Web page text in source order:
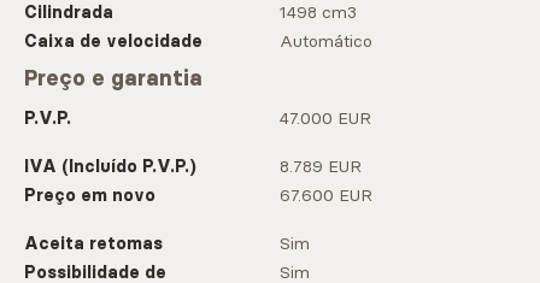
Cilindrada
1498 cm3
Caixa de velocidade
Automático
Preço e garantia
P.V.P. 47.000 EUR
IVA (Incluído P.V.P.)
8.789 EUR
Preço em novo
67.600 EUR
Aceita retomas
Sim
Possibilidade de
Sim